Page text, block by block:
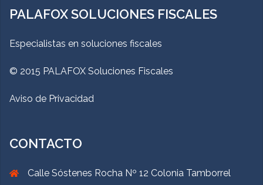
PALAFOX SOLUCIONES FISCALES
Especialistas en soluciones fiscales
© 2015 PALAFOX Soluciones Fiscales
Aviso de Privacidad
CONTACTO
Calle Sóstenes Rocha Nº 12 Colonia Tamborrel